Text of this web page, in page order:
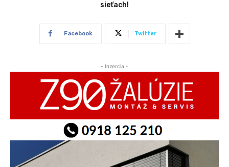
sieťach!
Facebook Twitter
- Inzercia -